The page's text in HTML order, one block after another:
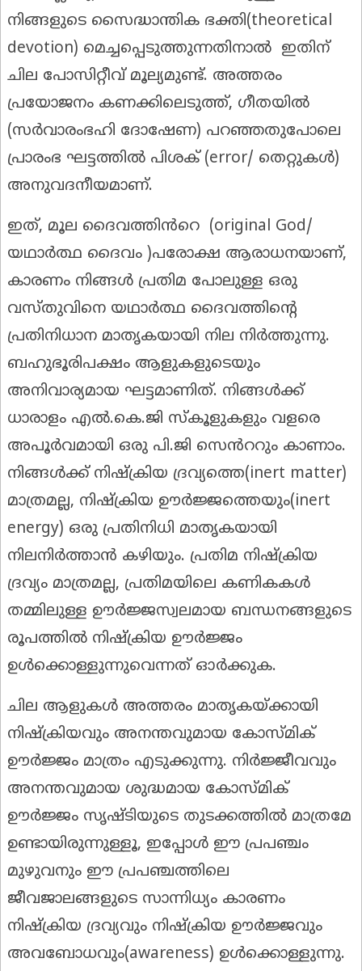
നിങ്ങളുടെ സൈദ്ധാന്തിക ഭക്തി(theoretical
devotion) മെച്ചപ്പെടുത്തുന്നതിനാൽ ഇതിന്
ചില പോസിറ്റീവ് മൂല്യമുണ്ട്. അത്തരം
പ്രയോജനം കണക്കിലെടുത്ത്, ഗീതയിൽ
(സർവാരംഭഹി ദോഷേണ) പറഞ്ഞതുപോലെ
പ്രാരംഭ ഘട്ടത്തിൽ പിശക് (error/ തെറ്റുകൾ)
അനുവദനീയമാണ്.
ഇത്, മൂല ദൈവത്തിൻറെ (original God/
യഥാർത്ഥ ദൈവം )പരോക്ഷ ആരാധനയാണ്,
കാരണം നിങ്ങൾ പ്രതിമ പോലുള്ള ഒരു
വസ്തുവിനെ യഥാർത്ഥ ദൈവത്തിന്റെ
പ്രതിനിധാന മാതൃകയായി നില നിർത്തുന്നു.
ബഹുഭൂരിപക്ഷം ആളുകളുടെയും
അനിവാര്യമായ ഘട്ടമാണിത്. നിങ്ങൾക്ക്
ധാരാളം എൽ.കെ.ജി സ്കൂളുകളും വളരെ
അപൂർവമായി ഒരു പി.ജി സെൻററും കാണാം.
നിങ്ങൾക്ക് നിഷ്ക്രിയ ദ്രവ്യത്തെ(inert matter)
മാത്രമല്ല, നിഷ്ക്രിയ ഊർജ്ജത്തെയും(inert
energy) ഒരു പ്രതിനിധി മാതൃകയായി
നിലനിർത്താൻ കഴിയും. പ്രതിമ നിഷ്ക്രിയ
ദ്രവ്യം മാത്രമല്ല, പ്രതിമയിലെ കണികകൾ
തമ്മിലുള്ള ഊർജ്ജസ്വലമായ ബന്ധനങ്ങളുടെ
രൂപത്തിൽ നിഷ്ക്രിയ ഊർജ്ജം
ഉൾക്കൊള്ളുന്നുവെന്നത് ഓർക്കുക.
ചില ആളുകൾ അത്തരം മാതൃകയ്ക്കായി
നിഷ്ക്രിയവും അനന്തവുമായ കോസ്മിക്
ഊർജ്ജം മാത്രം എടുക്കുന്നു. നിർജ്ജീവവും
അനന്തവുമായ ശുദ്ധമായ കോസ്മിക്
ഊർജ്ജം സൃഷ്ടിയുടെ തുടക്കത്തിൽ മാത്രമേ
ഉണ്ടായിരുന്നുള്ളൂ, ഇപ്പോൾ ഈ പ്രപഞ്ചം
മുഴുവനും ഈ പ്രപഞ്ചത്തിലെ
ജീവജാലങ്ങളുടെ സാന്നിധ്യം കാരണം
നിഷ്ക്രിയ ദ്രവ്യവും നിഷ്ക്രിയ ഊർജ്ജവും
അവബോധവും(awareness) ഉൾക്കൊള്ളുന്നു.